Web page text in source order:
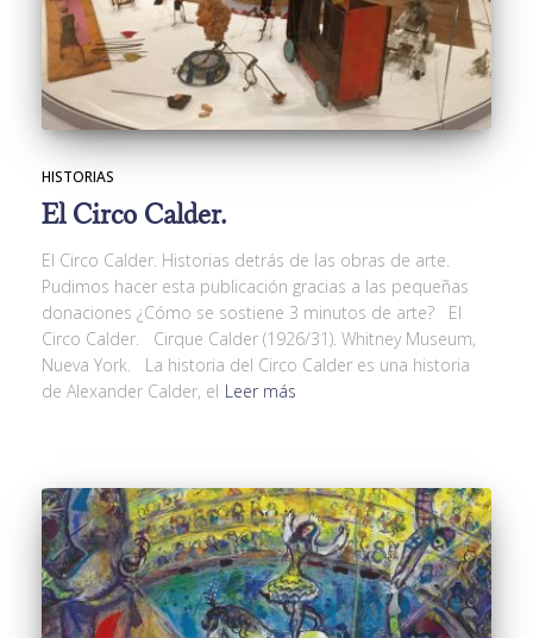
HISTORIAS
El Circo Calder.
El Circo Calder. Historias detrás de las obras de arte.
Pudimos hacer esta publicación gracias a las pequeñas
donaciones ¿Cómo se sostiene 3 minutos de arte? El
Circo Calder. Cirque Calder (1926/31). Whitney Museum,
Nueva York. La historia del Circo Calder es una historia
de Alexander Calder, el Leer más